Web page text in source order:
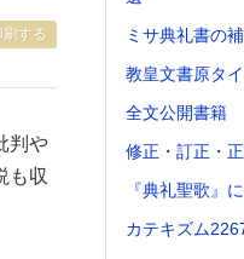
刷する
判や
も収
ミサ典礼書の
教皇文書原タ
全文公開書籍
修正・訂正・
『典礼聖歌』
カテキズム